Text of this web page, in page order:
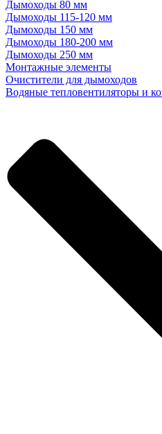
Дымоходы 80 мм
Дымоходы 115-120 мм
Дымоходы 150 мм
Дымоходы 180-200 мм
Дымоходы 250 мм
Монтажные элементы
Очистители для дымоходов
Водяные тепловентиляторы и